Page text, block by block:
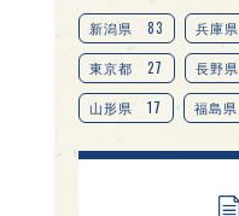
新潟県 83 兵庫県
東京都 27 長野県
山形県 17 福島県
愛知県 14 宮城県